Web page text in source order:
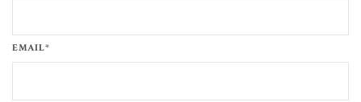
EMAIL*